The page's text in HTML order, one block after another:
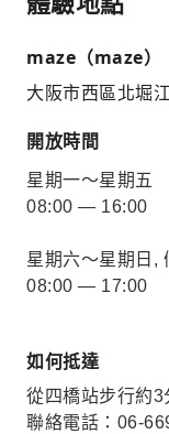
maze（maze）
大阪市西區北堀
開放時間
星期一～星期五
08:00 — 16:00
星期六～星期日,
08:00 — 17:00
如何抵達
從四橋站步行約3
聯絡電話：06-